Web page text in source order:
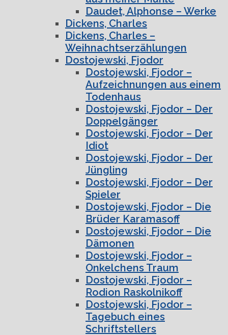
Daudet, Alphonse – Werke
Dickens, Charles
Dickens, Charles –
Weihnachtserzählungen
Dostojewski, Fjodor
Dostojewski, Fjodor –
Aufzeichnungen aus einem
Todenhaus
Dostojewski, Fjodor – Der
Doppelgänger
Dostojewski, Fjodor – Der
Idiot
Dostojewski, Fjodor – Der
Jüngling
Dostojewski, Fjodor – Der
Spieler
Dostojewski, Fjodor – Die
Brüder Karamasoff
Dostojewski, Fjodor – Die
Dämonen
Dostojewski, Fjodor –
Onkelchens Traum
Dostojewski, Fjodor –
Rodion Raskolnikoff
Dostojewski, Fjodor –
Tagebuch eines
Schriftstellers